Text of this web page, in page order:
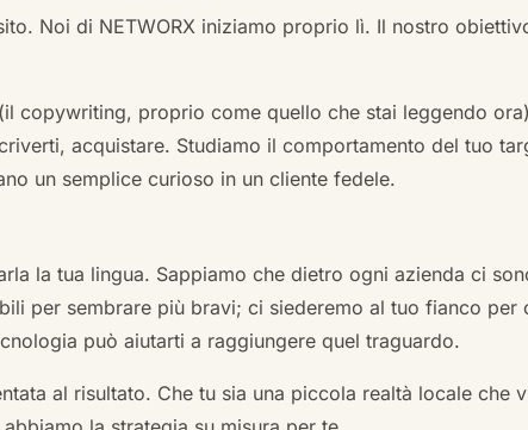
Noi di NETWORX iniziamo proprio lì. Il nostro
copywriting, proprio come quello che stai leggendo
acquistare. Studiamo il comportamento del tuo
un semplice curioso in un cliente fedele.
la tua lingua. Sappiamo che dietro ogni azienda ci
per sembrare più bravi; ci siederemo al tuo fianco
può aiutarti a raggiungere quel traguardo.
al risultato. Che tu sia una piccola realtà locale che